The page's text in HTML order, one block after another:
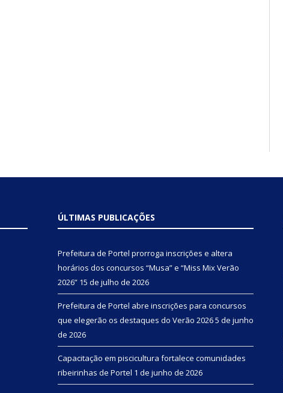
ÚLTIMAS PUBLICAÇÕES
Prefeitura de Portel prorroga inscrições e altera
horários dos concursos “Musa” e “Miss Mix Verão
2026” 15 de julho de 2026
Prefeitura de Portel abre inscrições para concursos
que elegerão os destaques do Verão 20265 de junho
de 2026
Capacitação em piscicultura fortalece comunidades
ribeirinhas de Portel 1 de junho de 2026